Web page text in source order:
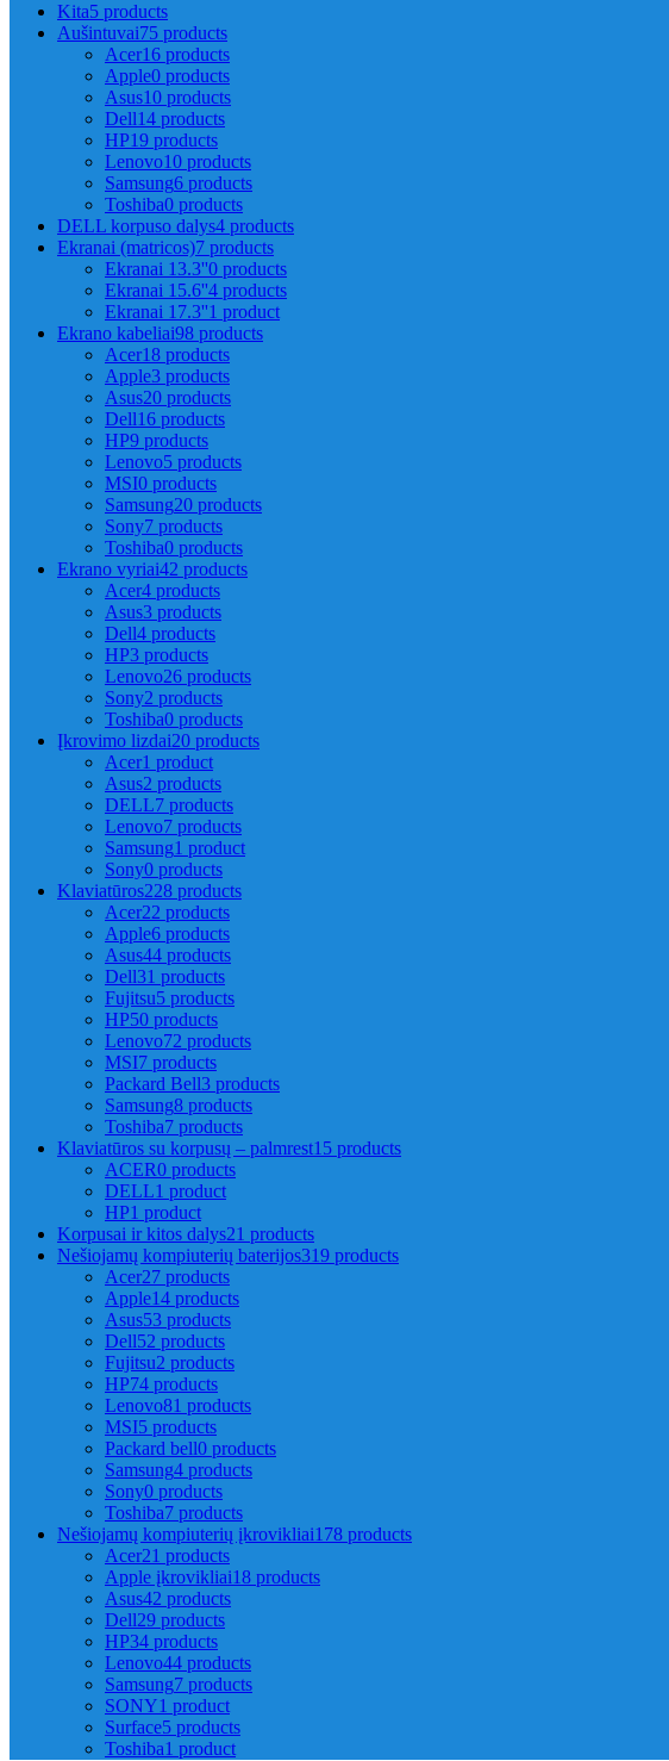
Kita5 products
Aušintuvai75 products
Acer16 products
Apple0 products
Asus10 products
Dell14 products
HP19 products
Lenovo10 products
Samsung6 products
Toshiba0 products
DELL korpuso dalys4 products
Ekranai (matricos)7 products
Ekranai 13.3''0 products
Ekranai 15.6''4 products
Ekranai 17.3''1 product
Ekrano kabeliai98 products
Acer18 products
Apple3 products
Asus20 products
Dell16 products
HP9 products
Lenovo5 products
MSI0 products
Samsung20 products
Sony7 products
Toshiba0 products
Ekrano vyriai42 products
Acer4 products
Asus3 products
Dell4 products
HP3 products
Lenovo26 products
Sony2 products
Toshiba0 products
Įkrovimo lizdai20 products
Acer1 product
Asus2 products
DELL7 products
Lenovo7 products
Samsung1 product
Sony0 products
Klaviatūros228 products
Acer22 products
Apple6 products
Asus44 products
Dell31 products
Fujitsu5 products
HP50 products
Lenovo72 products
MSI7 products
Packard Bell3 products
Samsung8 products
Toshiba7 products
Klaviatūros su korpusų – palmrest15 products
ACER0 products
DELL1 product
HP1 product
Korpusai ir kitos dalys21 products
Nešiojamų kompiuterių baterijos319 products
Acer27 products
Apple14 products
Asus53 products
Dell52 products
Fujitsu2 products
HP74 products
Lenovo81 products
MSI5 products
Packard bell0 products
Samsung4 products
Sony0 products
Toshiba7 products
Nešiojamų kompiuterių įkrovikliai178 products
Acer21 products
Apple įkrovikliai18 products
Asus42 products
Dell29 products
HP34 products
Lenovo44 products
Samsung7 products
SONY1 product
Surface5 products
Toshiba1 product